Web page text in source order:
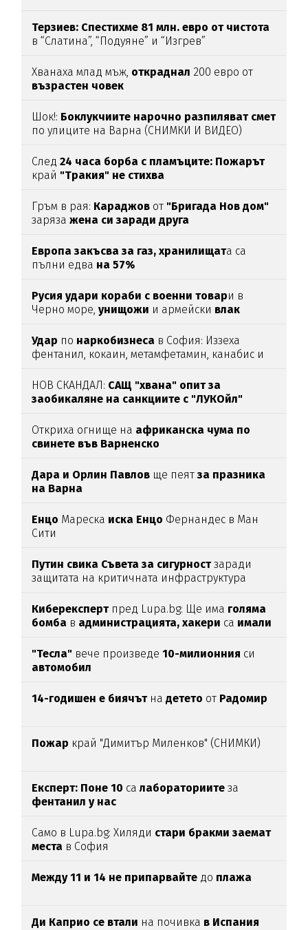
Терзиев: Спестихме 81 млн. евро от чистота
в “Слатина”, “Подуяне” и “Изгрев”
Хванаха млад мъж, откраднал 200 евро от
възрастен човек
Шок!: Боклукчиите нарочно разпиляват смет
по улиците на Варна (СНИМКИ И ВИДЕО)
След 24 часа борба с пламъците: Пожарът
край "Тракия" не стихва
Гръм в рая: Караджов от "Бригада Нов дом"
зарязажена си заради друга
Европа закъсва за газ, хранилищата са
пълни едва на 57%
Русия удари кораби с военни товари в
Черно море,унищожи и армейски влак
Удар по наркобизнеса в София: Иззеха
фентанил, кокаин, метамфетамин, канабис и
НОВ СКАНДАЛ: САЩ "хвана" опит за
заобикаляне на санкциите с "ЛУКОйл"
Откриха огнище на африканска чума по
свинете във Варненско
Дара и Орлин Павлов ще пеятза празника
на Варна
Енцо Мареска иска Енцо Фернандес в Ман
Сити
Путин свика Съвета за сигурностзаради
защитата на критичната инфраструктура
Киберексперт пред Lupa.bg: Ще има голяма
бомба в администрацията, хакери са имали
"Тесла" вече произведе10-милионния си
автомобил
14-годишен е биячът на детето от Радомир
Пожар край "Димитър Миленков" (СНИМКИ)
Експерт: Поне 10 салабораториите за
фентанил у нас
Само в Lupa.bg: Хиляди стари бракми заемат
места в София
Между 11 и 14 не припарвайте до плажа
Ди Каприо се втали на почивка в Испания